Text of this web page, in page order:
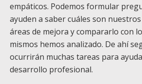
empáticos. Podemos formular
ayuden a saber cuáles son
áreas de mejora y compararlo con
mismos hemos analizado. De ahí
ocurrirán muchas tareas para
desarrollo profesional.